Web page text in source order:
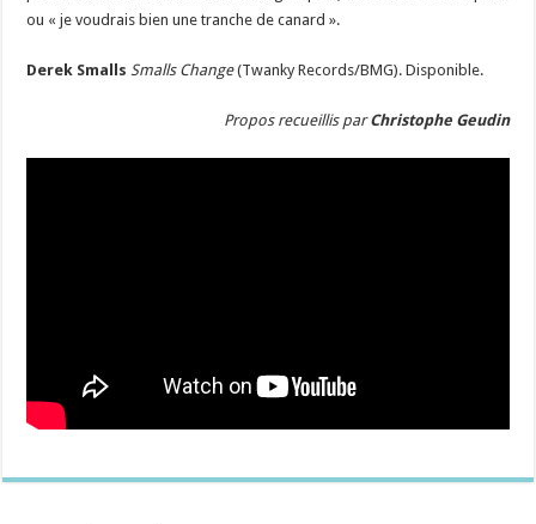
ou « je voudrais bien une tranche de canard ».
Derek Smalls Smalls Change(Twanky Records/BMG). Disponible.
Propos recueillis parChristophe Geudin